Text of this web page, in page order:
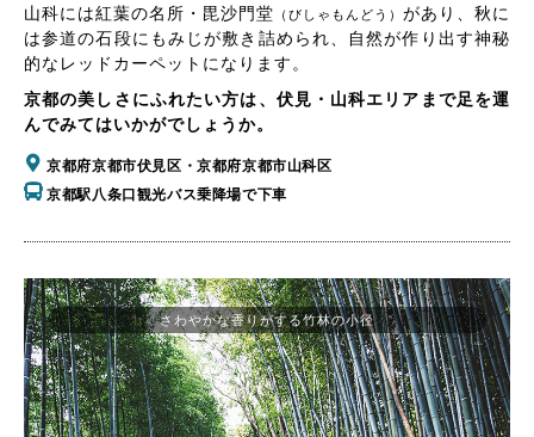
山科には紅葉の名所・毘沙門堂 （びしゃもんどう） があり、秋に
は参道の石段にもみじが敷き詰められ、自然が作り出す神秘
的なレッドカーペットになります。
京都の美しさにふれたい方は、伏見・山科エリアまで足を運
んでみてはいかがでしょうか。
京都府京都市伏見区・京都府京都市山科区
京都駅八条口観光バス乗降場で下車
さわやかな香りがする竹林の小径